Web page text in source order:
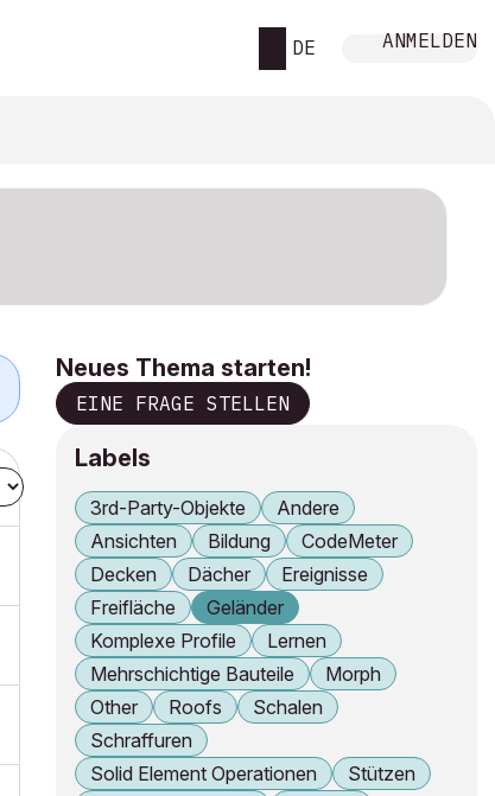
DE ANMELDEN
Neues Thema starten!
EINE FRAGE STELLEN
Labels
3rd-Party-Objekte
Andere
Ansichten
Bildung
CodeMeter
Decken
Dächer
Ereignisse
Freifläche
Geländer
Komplexe Profile
Lernen
Mehrschichtige Bauteile
Morph
Other
Roofs
Schalen
Schraffuren
Solid Element Operationen
Stützen